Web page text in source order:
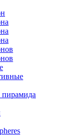
пирамида